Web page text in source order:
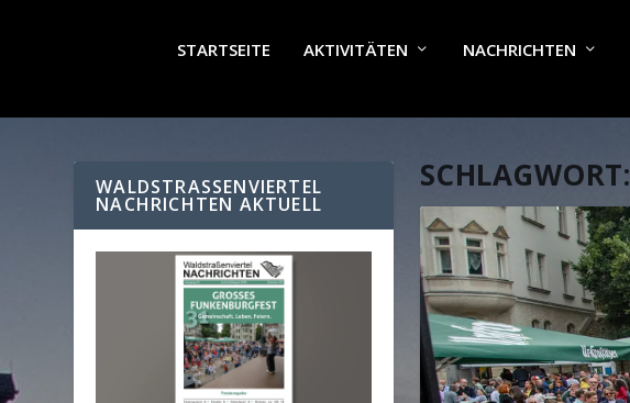
STARTSEITE AKTIVITÄTEN NACHRICHTEN
SCHLAGWORT:
WALDSTRASSENVIERTEL N
ACHRICHTEN AKTUELL